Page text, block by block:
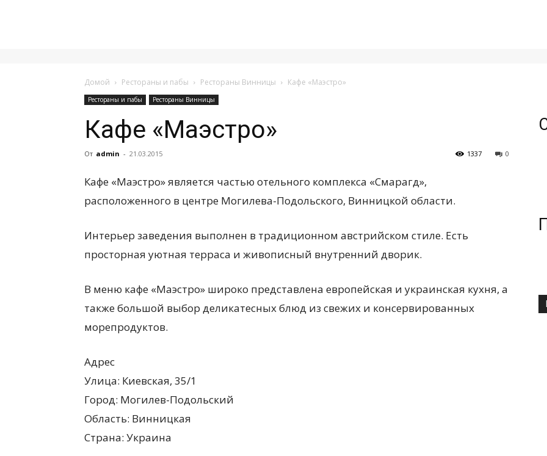
Домой Рестораны и пабы Рестораны Винницы Кафе «Маэстро»
Рестораны и пабы Рестораны Винницы
Кафе «Маэстро»
От admin - 21.03.2015 0
1337
Кафе «Маэстро» является частью отельного комплекса «Смарагд»,
расположенного в центре Могилева-Подольского, Винницкой области.
Интерьер заведения выполнен в традиционном австрийском стиле. Есть
просторная уютная терраса и живописный внутренний дворик.
В меню кафе «Маэстро» широко представлена европейская и украинская кухня, а
также большой выбор деликатесных блюд из свежих и консервированных
морепродуктов.
Адрес
Улица: Киевская, 35/1
Город: Могилев-Подольский
Область: Винницкая
Страна: Украина